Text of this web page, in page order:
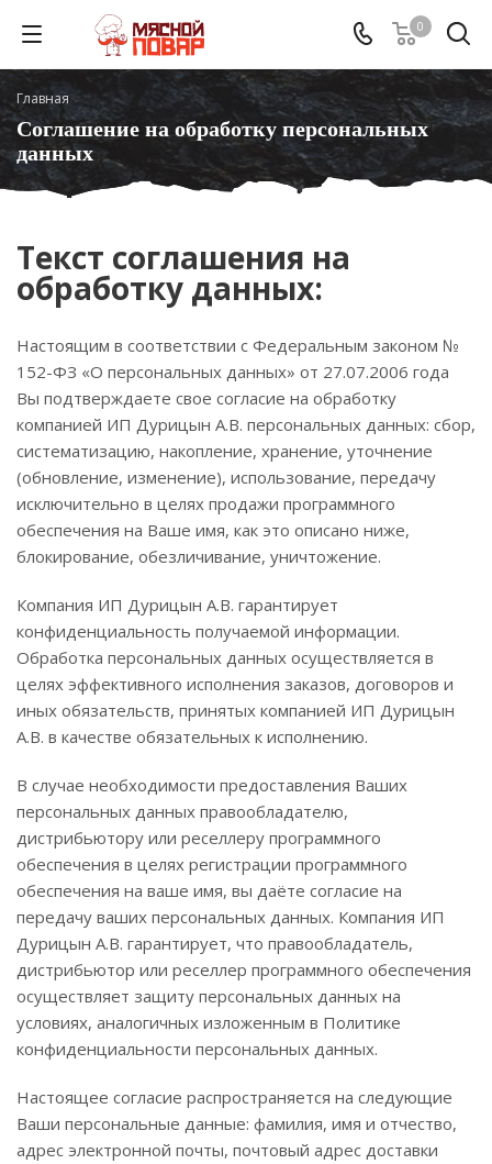
0
Главная
Соглашение на обработку персональных
данных
Текст соглашения на
обработку данных:
Настоящим в соответствии с Федеральным законом №
152-ФЗ «О персональных данных» от 27.07.2006 года
Вы подтверждаете свое согласие на обработку
компанией ИП Дурицын А.В. персональных данных: сбор,
систематизацию, накопление, хранение, уточнение
(обновление, изменение), использование, передачу
исключительно в целях продажи программного
обеспечения на Ваше имя, как это описано ниже,
блокирование, обезличивание, уничтожение.
Компания ИП Дурицын А.В. гарантирует
конфиденциальность получаемой информации.
Обработка персональных данных осуществляется в
целях эффективного исполнения заказов, договоров и
иных обязательств, принятых компанией ИП Дурицын
А.В. в качестве обязательных к исполнению.
В случае необходимости предоставления Ваших
персональных данных правообладателю,
дистрибьютору или реселлеру программного
обеспечения в целях регистрации программного
обеспечения на ваше имя, вы даёте согласие на
передачу ваших персональных данных. Компания ИП
Дурицын А.В. гарантирует, что правообладатель,
дистрибьютор или реселлер программного обеспечения
осуществляет защиту персональных данных на
условиях, аналогичных изложенным в Политике
конфиденциальности персональных данных.
Настоящее согласие распространяется на следующие
Ваши персональные данные: фамилия, имя и отчество,
адрес электронной почты, почтовый адрес доставки